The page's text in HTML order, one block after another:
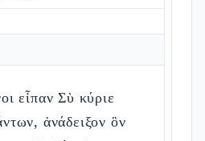
εἶπαν Σὺ κύριε
ἀνάδειξον ὃν